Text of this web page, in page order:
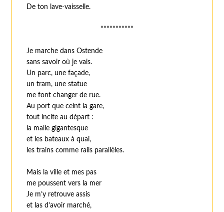
De ton lave-vaisselle.
***********
Je marche dans Ostende
sans savoir où je vais.
Un parc, une façade,
un tram, une statue
me font changer de rue.
Au port que ceint la gare,
tout incite au départ :
la malle gigantesque
et les bateaux à quai,
les trains comme rails parallèles.
Mais la ville et mes pas
me poussent vers la mer
Je m’y retrouve assis
et las d’avoir marché,